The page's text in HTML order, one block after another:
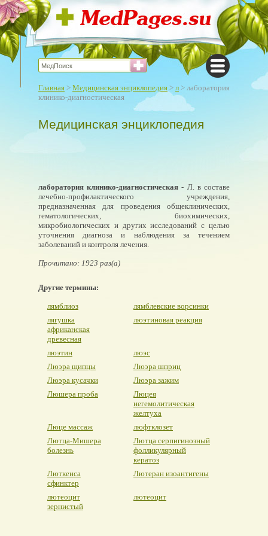
Главная > Медицинская энциклопедия > л > лаборатория
клинико-диагностическая
Медицинская энциклопедия
лаборатория клинико-диагностическая - Л. в составе
лечебно-профилактического учреждения,
предназначенная для проведения общеклинических,
гематологических, биохимических,
микробиологических и других исследований с целью
уточнения диагноза и наблюдения за течением
заболеваний и контроля лечения.
Прочитано: 1923 раз(а)
Другие термины:
лямблиоз
лямблевские ворсинки
лягушка
африканская
древесная
люэтиновая реакция
люэтин
люэс
Люэра щипцы
Люэра шприц
Люэра кусачки
Люэра зажим
Люшера проба
Люцея
негемолитическая
желтуха
Люце массаж
люфтклозет
Лютца-Мишера
болезнь
Лютца серпигинозный
фолликулярный
кератоз
Люткенса
сфинктер
Лютеран изоантигены
лютеоцит
зернистый
лютеоцит